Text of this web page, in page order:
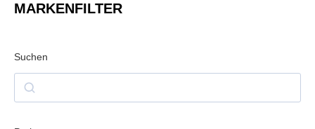
MARKENFILTER
Suchen